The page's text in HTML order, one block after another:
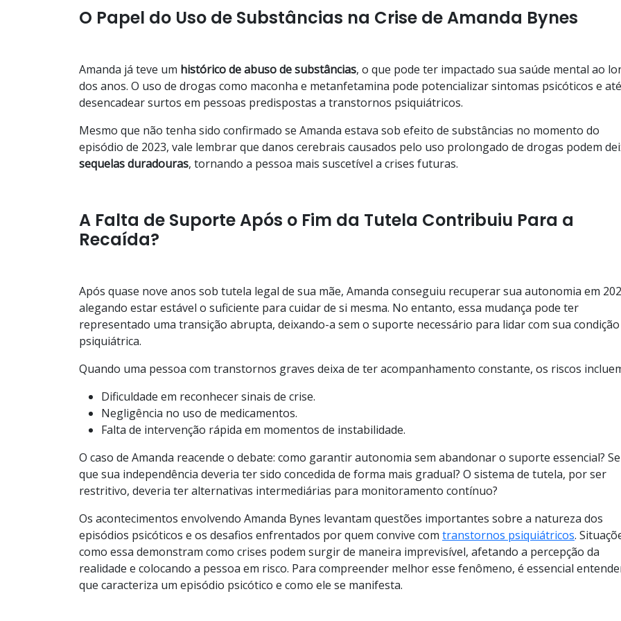
O Papel do Uso de Substâncias na Crise de Amanda Bynes
Amanda já teve um histórico de abuso de substâncias, o que pode ter impactado sua saúde mental ao
dos anos. O uso de drogas como maconha e metanfetamina pode potencializar sintomas psicóticos e até
desencadear surtos em pessoas predispostas a transtornos psiquiátricos.
Mesmo que não tenha sido confirmado se Amanda estava sob efeito de substâncias no momento do
episódio de 2023, vale lembrar que danos cerebrais causados pelo uso prolongado de drogas podem
sequelas duradouras, tornando a pessoa mais suscetível a crises futuras.
A Falta de Suporte Após o Fim da Tutela Contribuiu Para a
Recaída?
Após quase nove anos sob tutela legal de sua mãe, Amanda conseguiu recuperar sua autonomia em
alegando estar estável o suficiente para cuidar de si mesma. No entanto, essa mudança pode ter
representado uma transição abrupta, deixando-a sem o suporte necessário para lidar com sua condição
psiquiátrica.
Quando uma pessoa com transtornos graves deixa de ter acompanhamento constante, os riscos
Dificuldade em reconhecer sinais de crise.
Negligência no uso de medicamentos.
Falta de intervenção rápida em momentos de instabilidade.
O caso de Amanda reacende o debate: como garantir autonomia sem abandonar o suporte essencial?
que sua independência deveria ter sido concedida de forma mais gradual? O sistema de tutela, por ser
restritivo, deveria ter alternativas intermediárias para monitoramento contínuo?
Os acontecimentos envolvendo Amanda Bynes levantam questões importantes sobre a natureza dos
episódios psicóticos e os desafios enfrentados por quem convive com transtornos psiquiátricos.
como essa demonstram como crises podem surgir de maneira imprevisível, afetando a percepção da
realidade e colocando a pessoa em risco. Para compreender melhor esse fenômeno, é essencial
que caracteriza um episódio psicótico e como ele se manifesta.